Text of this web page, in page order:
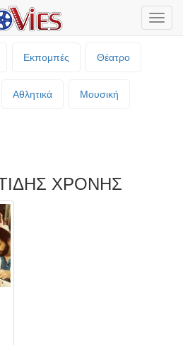
Εκπομπές Θέατρο
Αθλητικά Μουσική
ΧΡΟΝΗΣ